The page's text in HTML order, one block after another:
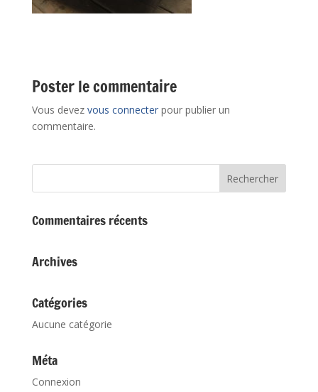
Poster le commentaire
Vous devez vous connecterpour publier un
commentaire.
Commentaires récents
Archives
Catégories
Aucune catégorie
Méta
Connexion